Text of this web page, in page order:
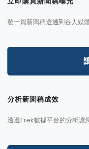
發一篇新聞稿透通到各大媒
分析新聞稿成效
透過Trek數據平台的分析讓